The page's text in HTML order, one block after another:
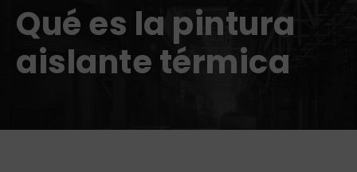
Qué es la pintura
aislante térmica